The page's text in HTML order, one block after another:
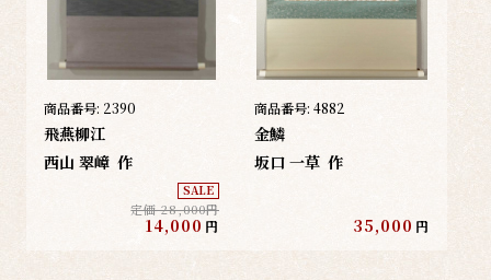
商品番号: 2390
飛燕柳江
西山 翠嶂 作
SALE
定価 28,000円
14,000 円
商品番号: 4882
金鱗
坂口 一草 作
35,000 円